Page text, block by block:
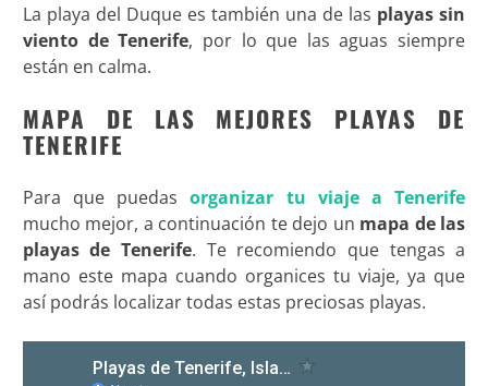
La playa del Duque es también una de las playas sin
viento de Tenerife, por lo que las aguas siempre
están en calma.
MAPA DE LAS MEJORES PLAYAS DE
TENERIFE
Para que puedasorganizar tu viaje a Tenerife
mucho mejor, a continuación te dejo un mapa de las
playas de Tenerife. Te recomiendo que tengas a
mano este mapa cuando organices tu viaje, ya que
así podrás localizar todas estas preciosas playas.